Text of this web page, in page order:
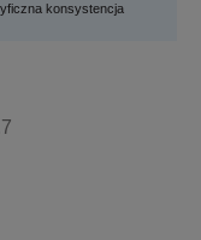
konsystencja